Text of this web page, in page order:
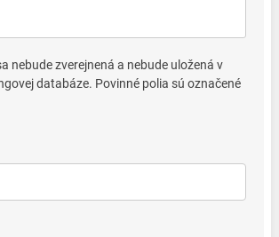
nebude zverejnená a nebude uložená v
databáze. Povinné polia sú označené